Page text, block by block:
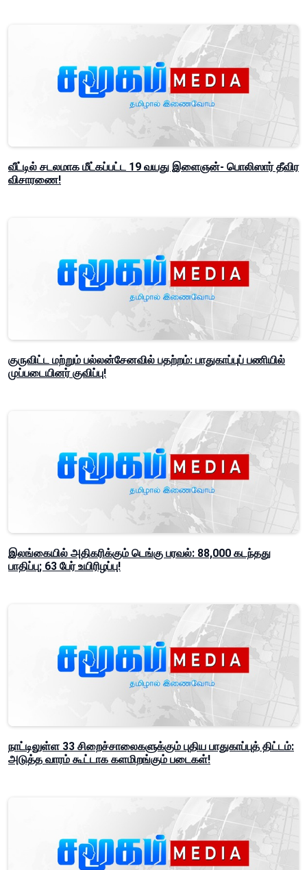
வீட்டில் சடலமாக மீட்கப்பட்ட 19 வயது இளைஞன்- பொலிஸார் தீவிர
விசாரணை!
குருவிட்ட மற்றும் பல்லன்சேனவில் பதற்றம்: பாதுகாப்புப் பணியில்
முப்படையினர் குவிப்பு!
இலங்கையில் அதிகரிக்கும் டெங்கு பரவல்: 88,000 கடந்தது
பாதிப்பு; 63 பேர் உயிரிழப்பு!
நாட்டிலுள்ள 33 சிறைச்சாலைகளுக்கும் புதிய பாதுகாப்புத் திட்டம்:
அடுத்த வாரம் கூட்டாக களமிறங்கும் படைகள்!